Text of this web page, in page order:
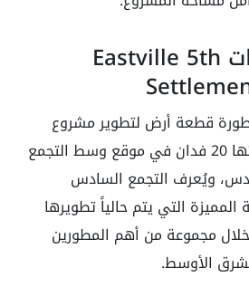
تفاصيل مساحات Eastville 5th
قطعة أرض لتطوير مشروع
ايست فيل تبلغ مساحتها 20 فدان في موقع وسط التجمع
ويُعرف التجمع السادس
المميزة التي يتم حالياً تطويرها
مجموعة من أهم المطورين
الأوسط.